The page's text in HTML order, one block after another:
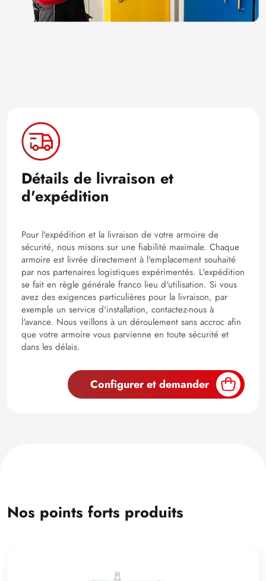
Détails de livraison et
d'expédition
Pour l'expédition et la livraison de votre armoire de
sécurité, nous misons sur une fiabilité maximale. Chaque
armoire est livrée directement à l'emplacement souhaité
par nos partenaires logistiques expérimentés. L'expédition
se fait en règle générale franco lieu d'utilisation. Si vous
avez des exigences particulières pour la livraison, par
exemple un service d'installation, contactez-nous à
l'avance. Nous veillons à un déroulement sans accroc afin
que votre armoire vous parvienne en toute sécurité et
dans les délais.
Configurer et demander
Nos points forts produits